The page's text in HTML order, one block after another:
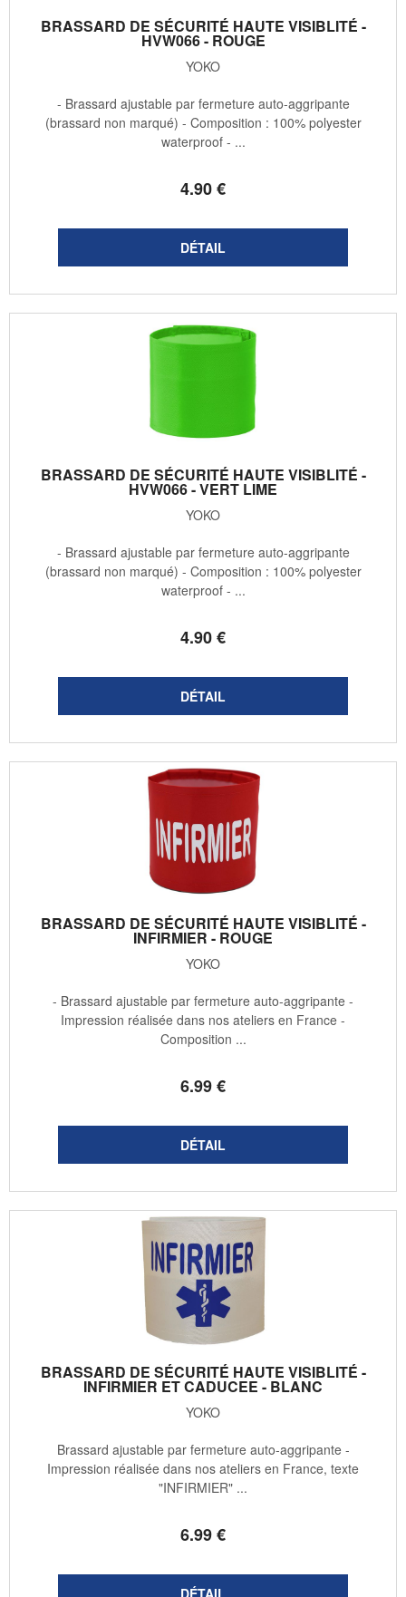
BRASSARD DE SÉCURITÉ HAUTE VISIBLITÉ -
HVW066 - ROUGE
YOKO
4.90€
- Brassard ajustable par fermeture auto-aggripante
(brassard non marqué) - Composition : 100% polyester
waterproof - ...
BRASSARD DE SÉCURITÉ HAUTE VISIBLITÉ -
HVW066 - VERT LIME
YOKO
4.90€
- Brassard ajustable par fermeture auto-aggripante
(brassard non marqué) - Composition : 100% polyester
waterproof - ...
BRASSARD DE SÉCURITÉ HAUTE VISIBLITÉ -
INFIRMIER - ROUGE
YOKO
6.99€
- Brassard ajustable par fermeture auto-aggripante -
Impression réalisée dans nos ateliers en France -
Composition ...
BRASSARD DE SÉCURITÉ HAUTE VISIBLITÉ -
INFIRMIER ET CADUCEE - BLANC
YOKO
6.99€
Brassard ajustable par fermeture auto-aggripante -
Impression réalisée dans nos ateliers en France, texte
"INFIRMIER" ...